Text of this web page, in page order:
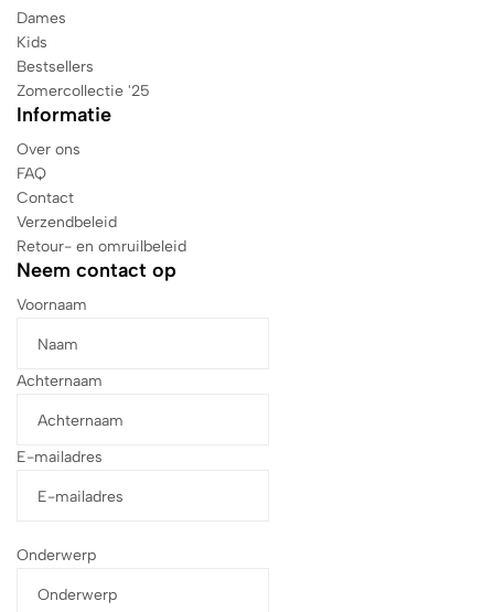
Dames
Kids
Bestsellers
Zomercollectie '25
Informatie
Over ons
FAQ
Contact
Verzendbeleid
Retour- en omruilbeleid
Neem contact op
Voornaam
Achternaam
E-mailadres
Onderwerp